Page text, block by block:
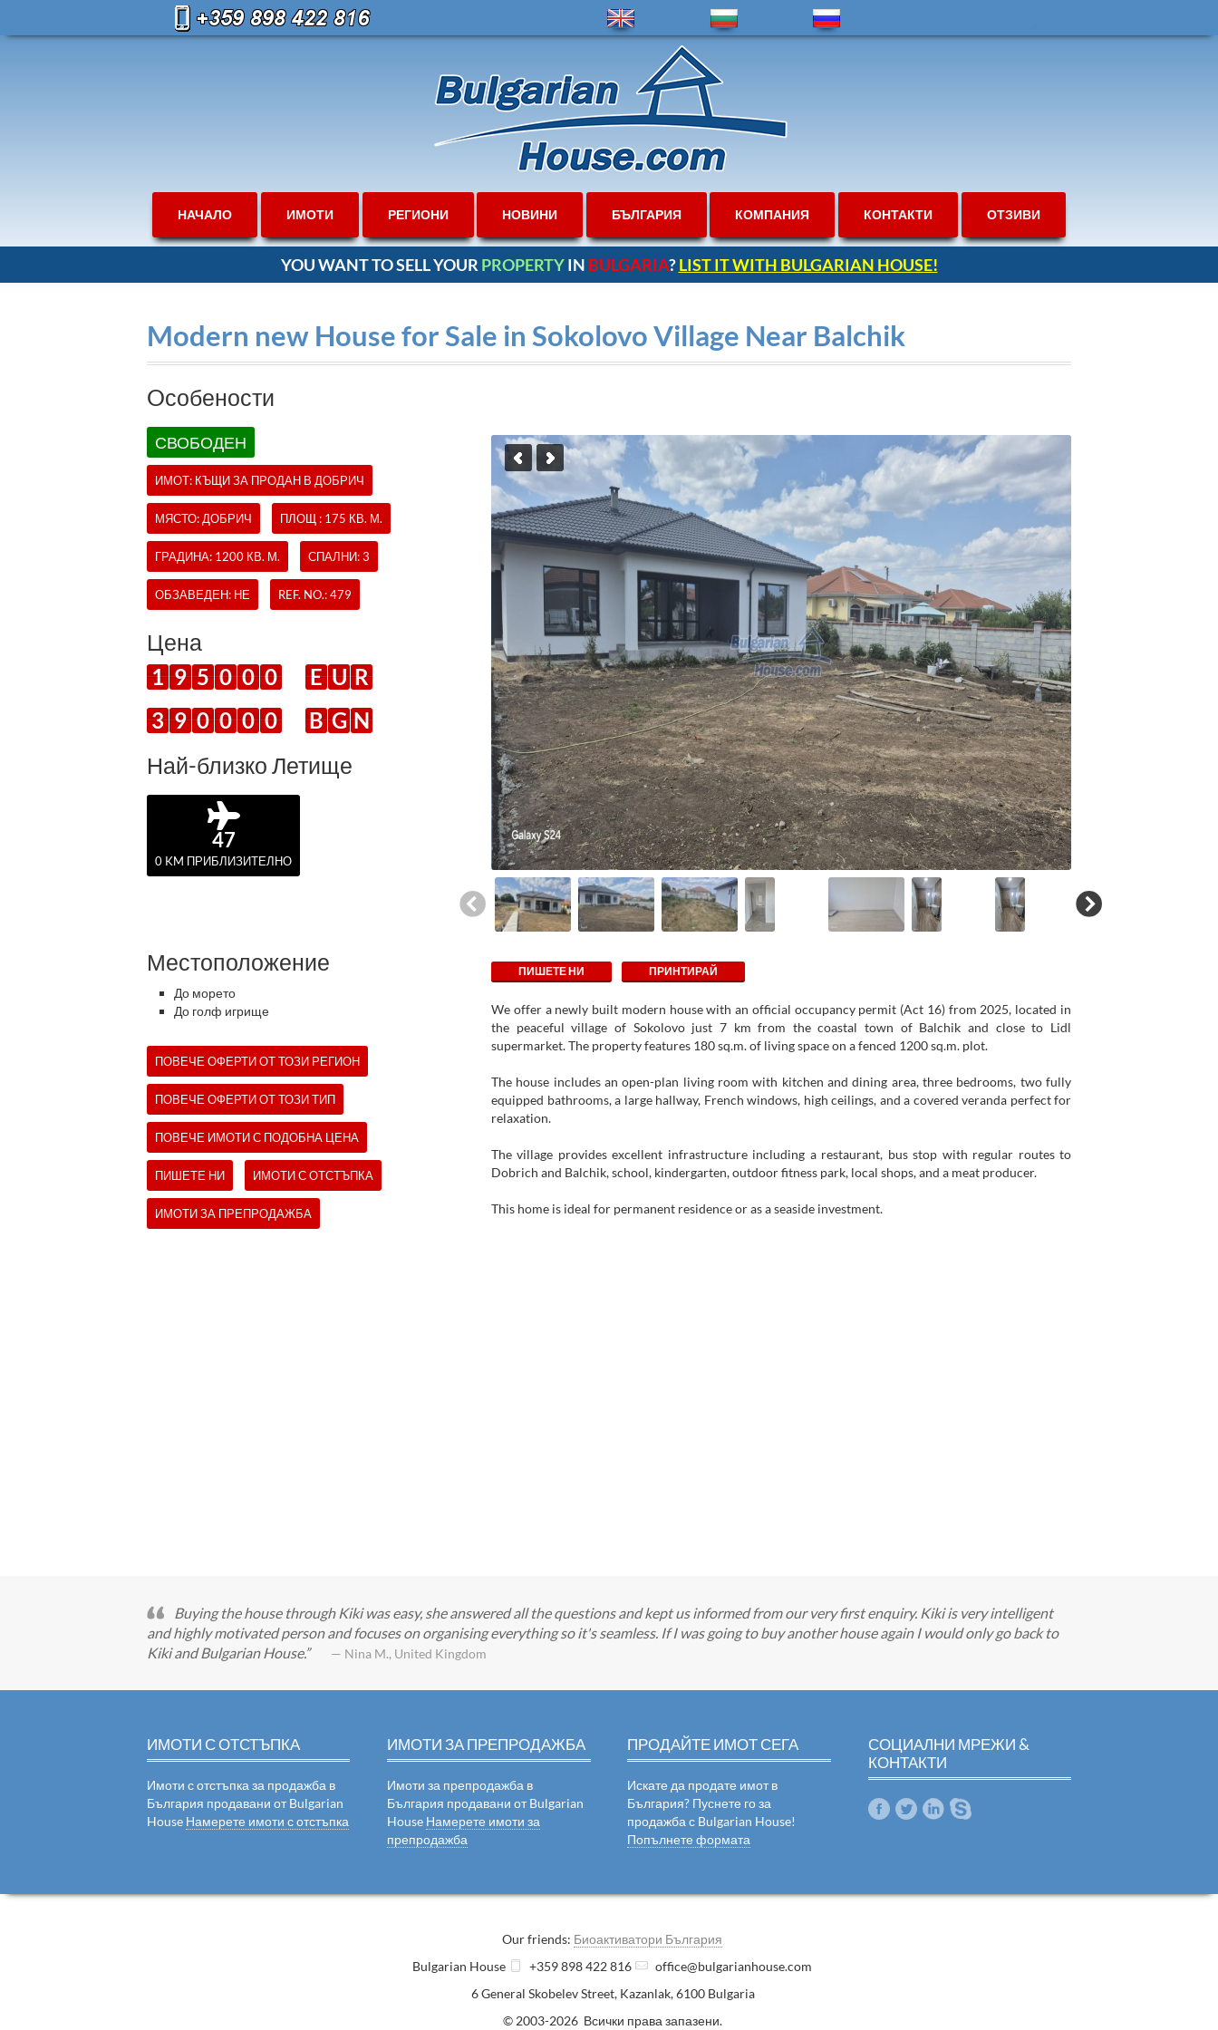
НАЧАЛО ИМОТИ РЕГИОНИ НОВИНИ БЪЛГАРИЯ КОМПАНИЯ КОНТАКТИ ОТЗИВИ
YOU WANT TO SELL YOUR PROPERTYIN BULGARIA?LIST IT WITH BULGARIAN HOUSE!
Modern new House for Sale in Sokolovo Village Near Balchik
Oсобености
СВОБОДЕН
ИМОТ: КЪЩИЗА ПРОДАН В ДОБРИЧ
МЯСТО: ДОБРИЧ ПЛОЩ : 175 КВ. М.
ГРАДИНА: 1200 КВ. М. СПАЛНИ: 3
ОБЗАВЕДЕН: НЕ REF. NO.:479
Цена
1 9 5 0 0 0 E U R
3 9 0 0 0 0 B G N
Най-близко Летище
47
0 KM ПРИБЛИЗИТЕЛНО
ПИШЕТЕ НИ ПРИНТИРАЙ
We offer a newly built modern house with an official occupancy permit (Act 16) from 2025, located in
the peaceful village of Sokolovo just 7 km from the coastal town of Balchik and close to Lidl
supermarket. The property features 180 sq.m. of living space on a fenced 1200 sq.m. plot.
The house includes an open-plan living room with kitchen and dining area, three bedrooms, two fully
equipped bathrooms, a large hallway, French windows, high ceilings, and a covered veranda perfect for
relaxation.
The village provides excellent infrastructure including a restaurant, bus stop with regular routes to
Dobrich and Balchik, school, kindergarten, outdoor fitness park, local shops, and a meat producer.
This home is ideal for permanent residence or as a seaside investment.
Местоположение
До морето
До голф игрище
ПОВЕЧЕ ОФЕРТИ ОТ ТОЗИ РЕГИОН
ПОВЕЧЕ ОФЕРТИ ОТ ТОЗИ ТИП
ПОВЕЧЕ ИМОТИ С ПОДОБНА ЦЕНА
ПИШЕТЕ НИ ИМОТИ С ОТСТЪПКА
ИМОТИ ЗА ПРЕПРОДАЖБА
Buying the house through Kiki was easy, she answered all the questions and kept us informed from our very first enquiry. Kiki is very intelligent
and highly motivated person and focuses on organising everything so it's seamless. If I was going to buy another house again I would only go back to
Kiki and Bulgarian House.
— Nina M., United Kingdom
ИМОТИ С ОТСТЪПКА
Имоти с отстъпка за продажба в
България продавани от Bulgarian
House Намерете имоти с отстъпка
ИМОТИ ЗА ПРЕПРОДАЖБА
Имоти за препродажба в
България продавани от Bulgarian
House Намерете имоти за
препродажба
ПРОДАЙТЕ ИМОТ СЕГА
Искате да продате имот в
България? Пуснете го за
продажба с Bulgarian House!
Попълнете формата
СОЦИАЛНИ МРЕЖИ &
КОНТАКТИ
Our friends: Биоактиватори България
Bulgarian House
+359 898 422 816
office@bulgarianhouse.com
6 General Skobelev Street, Kazanlak,6100 Bulgaria
© 2003-2026 Всички права запазени.